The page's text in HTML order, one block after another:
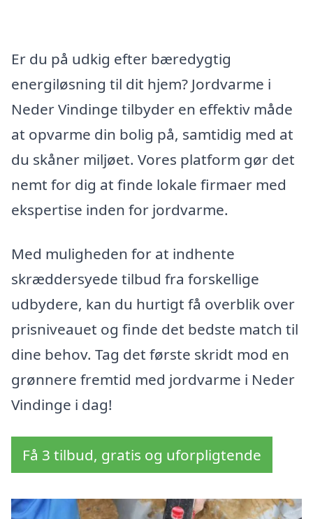
Er du på udkig efter bæredygtig
energiløsning til dit hjem? Jordvarme i
Neder Vindinge tilbyder en effektiv måde
at opvarme din bolig på, samtidig med at
du skåner miljøet. Vores platform gør det
nemt for dig at finde lokale firmaer med
ekspertise inden for jordvarme.
Med muligheden for at indhente
skræddersyede tilbud fra forskellige
udbydere, kan du hurtigt få overblik over
prisniveauet og finde det bedste match til
dine behov. Tag det første skridt mod en
grønnere fremtid med jordvarme i Neder
Vindinge i dag!
Få 3 tilbud, gratis og uforpligtende